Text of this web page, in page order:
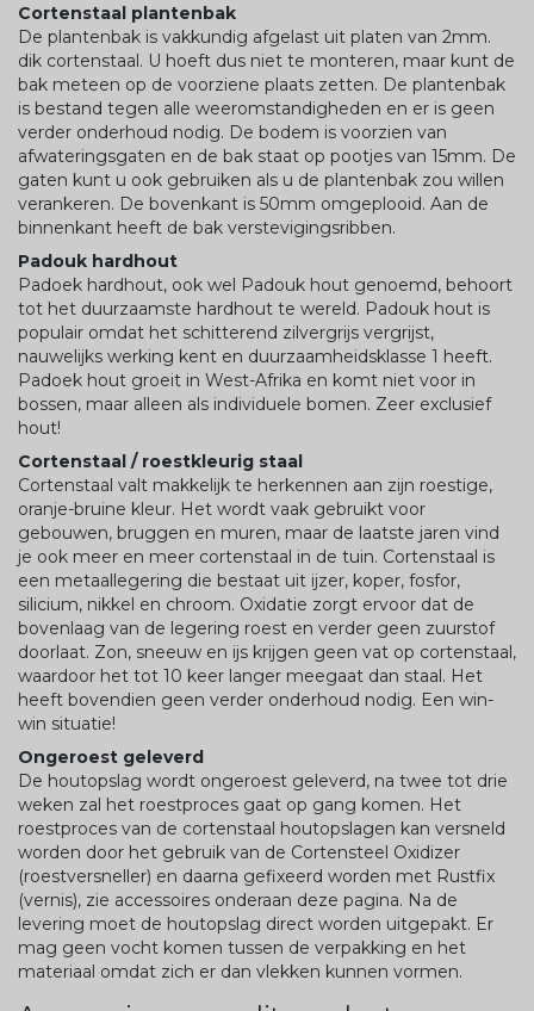
Cortenstaal plantenbak
De plantenbak is vakkundig afgelast uit platen van 2mm.
dik cortenstaal. U hoeft dus niet te monteren, maar kunt de
bak meteen op de voorziene plaats zetten. De plantenbak
is bestand tegen alle weeromstandigheden en er is geen
verder onderhoud nodig. De bodem is voorzien van
afwateringsgaten en de bak staat op pootjes van 15mm. De
gaten kunt u ook gebruiken als u de plantenbak zou willen
verankeren. De bovenkant is 50mm omgeplooid. Aan de
binnenkant heeft de bak verstevigingsribben.
Padouk hardhout
Padoek hardhout, ook wel Padouk hout genoemd, behoort
tot het duurzaamste hardhout te wereld. Padouk hout is
populair omdat het schitterend zilvergrijs vergrijst,
nauwelijks werking kent en duurzaamheidsklasse 1 heeft.
Padoek hout groeit in West-Afrika en komt niet voor in
bossen, maar alleen als individuele bomen. Zeer exclusief
hout!
Cortenstaal / roestkleurig staal
Cortenstaal valt makkelijk te herkennen aan zijn roestige,
oranje-bruine kleur. Het wordt vaak gebruikt voor
gebouwen, bruggen en muren, maar de laatste jaren vind
je ook meer en meer cortenstaal in de tuin. Cortenstaal is
een metaallegering die bestaat uit ijzer, koper, fosfor,
silicium, nikkel en chroom. Oxidatie zorgt ervoor dat de
bovenlaag van de legering roest en verder geen zuurstof
doorlaat. Zon, sneeuw en ijs krijgen geen vat op cortenstaal,
waardoor het tot 10 keer langer meegaat dan staal. Het
heeft bovendien geen verder onderhoud nodig. Een win-
win situatie!
Ongeroest geleverd
De houtopslag wordt ongeroest geleverd, na twee tot drie
weken zal het roestproces gaat op gang komen. Het
roestproces van de cortenstaal houtopslagen kan versneld
worden door het gebruik van de Cortensteel Oxidizer
(roestversneller) en daarna gefixeerd worden met Rustfix
(vernis), zie accessoires onderaan deze pagina. Na de
levering moet de houtopslag direct worden uitgepakt. Er
mag geen vocht komen tussen de verpakking en het
materiaal omdat zich er dan vlekken kunnen vormen.